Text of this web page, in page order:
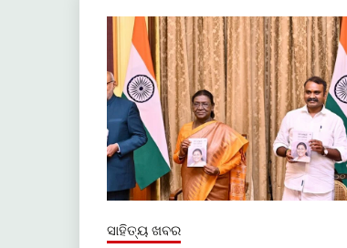
ସାହିତ୍ୟ ଖବର